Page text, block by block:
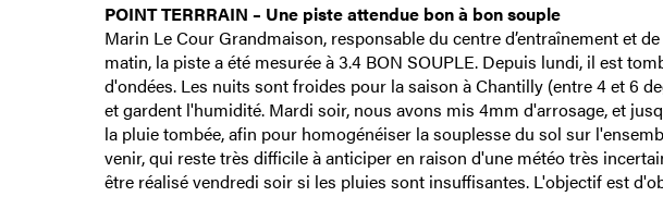
POINT TERRRAIN – Une piste attendue bon à bon souple
Marin Le Cour Grandmaison, responsable du centre d’entraînement et
matin, la piste a été mesurée à 3.4 BON SOUPLE. Depuis lundi, il est
d'ondées. Les nuits sont froides pour la saison à Chantilly (entre 4 et 6
et gardent l'humidité. Mardi soir, nous avons mis 4mm d'arrosage, et
la pluie tombée, afin pour homogénéiser la souplesse du sol sur
venir, qui reste très difficile à anticiper en raison d'une météo très
être réalisé vendredi soir si les pluies sont insuffisantes. L'objectif est